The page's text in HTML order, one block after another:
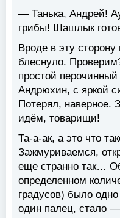
— Танька, Андрей!
грибы! Шашлык
Вроде в эту
блеснуло.
простой
Андрюхин, с яркой
Потерял, наверное.
идём, товарищи!
Та-а-ак, а это что
Зажмуриваемся,
еще странно так…
определенном
градусов) было
один палец, стало